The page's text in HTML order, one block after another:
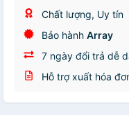
Chất lượng, Uy tín
Bảo hành Array
7 ngày đổi trả dễ
Hỗ trợ xuất hóa